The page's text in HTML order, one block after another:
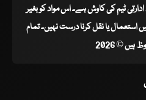
ادارتی ٹیم کی کاوش ہے۔ اس مواد کو بغیر
یا نقل کرنا درست نہیں۔ تمام
© 2026